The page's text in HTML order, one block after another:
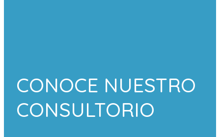
CONOCE NUESTRO
CONSULTORIO